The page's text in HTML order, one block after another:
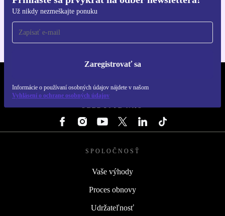
Už nikdy nezmeškajte ponuku
Zaregistrovať sa
Informácie o používaní osobných údajov nájdete v našom
Vyhlásení o ochrane osobných údajov
Získajte aplikáciu refurbed
Pre iOS a Android
SLEDUJTE NÁS
SPOLOČNOSŤ
Vaše výhody
Proces obnovy
Udržateľnosť